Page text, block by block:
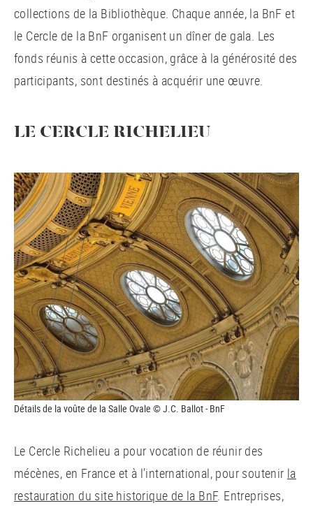
collections de la Bibliothèque. Chaque année, la BnF et
le Cercle de la BnF organisent un dîner de gala. Les
fonds réunis à cette occasion, grâce à la générosité des
participants, sont destinés à acquérir une œuvre.
LE CERCLE RICHELIEU
Détails de la voûte de la Salle Ovale © J.C. Ballot - BnF
Le Cercle Richelieu a pour vocation de réunir des
mécènes, en France et à l’international, pour soutenir la
restauration du site historique de la BnF. Entreprises,